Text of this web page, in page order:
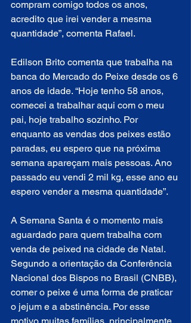
compram comigo todos os anos,
acredito que irei vender a mesma
quantidade”, comenta Rafael.
Edilson Brito comenta que trabalha na
banca do Mercado do Peixe desde os 6
anos de idade. “Hoje tenho 58 anos,
comecei a trabalhar aqui com o meu
pai, hoje trabalho sozinho. Por
enquanto as vendas dos peixes estão
paradas, eu espero que na próxima
semana apareçam mais pessoas. Ano
passado eu vendi 2 mil kg, esse ano eu
espero vender a mesma quantidade”.
A Semana Santa é o momento mais
aguardado para quem trabalha com
venda de peixed na cidade de Natal.
Segundo a orientação da Conferência
Nacional dos Bispos no Brasil (CNBB),
comer o peixe é uma forma de praticar
o jejum e a abstinência. Por esse